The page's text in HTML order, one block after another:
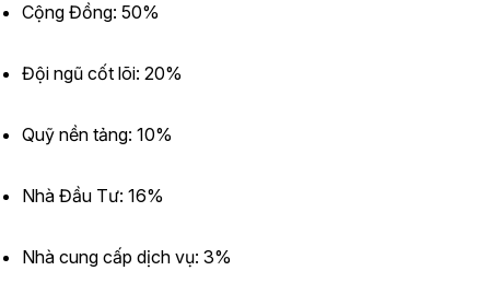
Cộng Đồng: 50%
Đội ngũ cốt lõi: 20%
Quỹ nền tảng: 10%
Nhà Đầu Tư: 16%
Nhà cung cấp dịch vụ: 3%